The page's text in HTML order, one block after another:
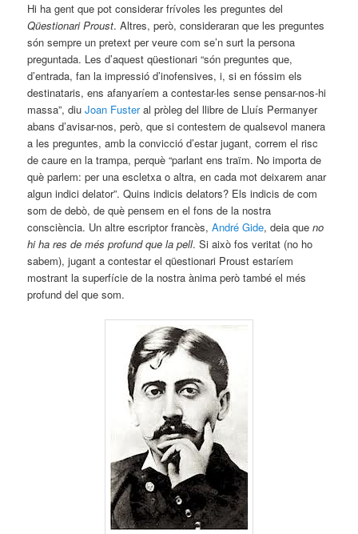
Hi ha gent que pot considerar frívoles les preguntes del
Qüestionari Proust. Altres, però, consideraran que les preguntes
són sempre un pretext per veure com se’n surt la persona
preguntada. Les d’aquest qüestionari “són preguntes que,
d’entrada, fan la impressió d’inofensives, i, si en fóssim els
destinataris, ens afanyaríem a contestar-les sense pensar-nos-hi
massa”, diuJoan Fusteral pròleg del llibre de Lluís Permanyer
abans d’avisar-nos, però, que si contestem de qualsevol manera
a les preguntes, amb la convicció d’estar jugant, correm el risc
de caure en la trampa, perquè “parlant ens traïm. No importa de
què parlem: per una escletxa o altra, en cada mot deixarem anar
algun indici delator”. Quins indicis delators? Els indicis de com
som de debò, de què pensem en el fons de la nostra
consciència. Un altre escriptor francès,André Gide, deia queno
hi ha res de més profund que la pell. Si això fos veritat (no ho
sabem), jugant a contestar el qüestionari Proust estaríem
mostrant la superfície de la nostra ànima però també el més
profund del que som.